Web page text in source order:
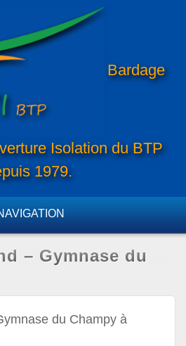
– Gymnase du
du Champy à